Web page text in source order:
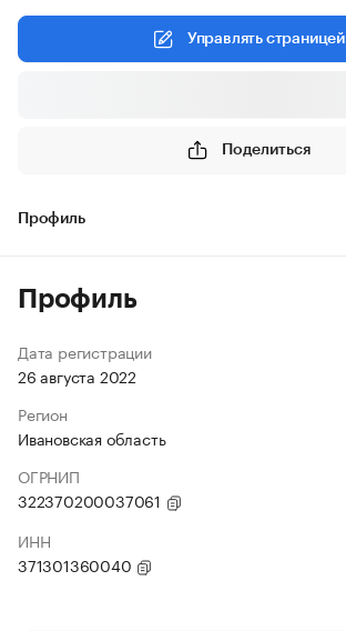
Управлять страницей
Поделиться
Профиль
Профиль
Дата регистрации
26 августа 2022
Регион
Ивановская область
ОГРНИП
322370200037061
ИНН
371301360040